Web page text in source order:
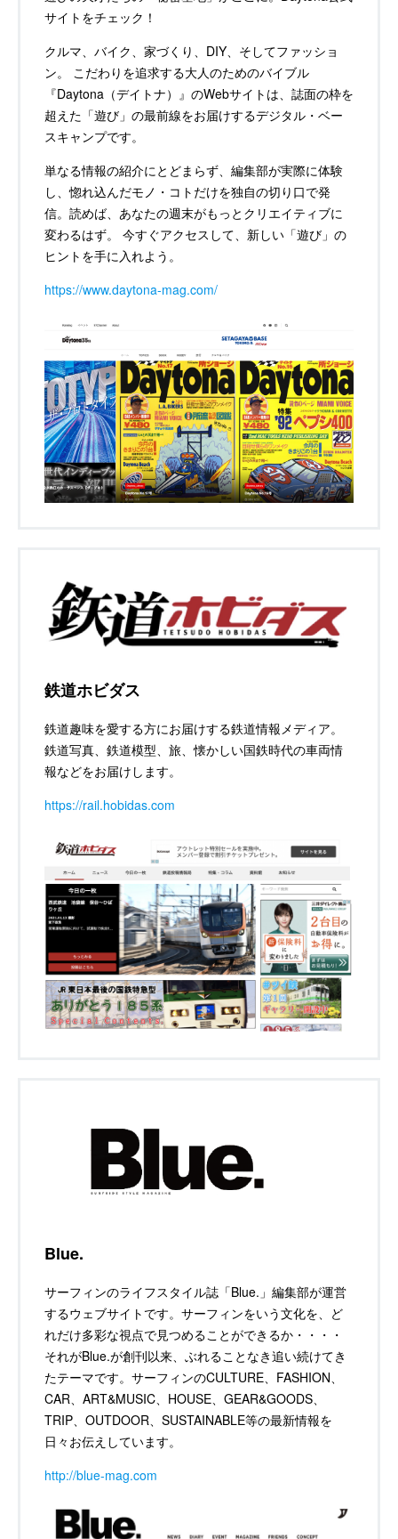
サイトをチェック！
クルマ、バイク、家づくり、DIY、そしてファッショ
ン。 こだわりを追求する大人のためのバイブル
『Daytona（デイトナ）』のWebサイトは、誌面の枠を
超えた「遊び」の最前線をお届けするデジタル・ベー
スキャンプです。
単なる情報の紹介にとどまらず、編集部が実際に体験
し、惚れ込んだモノ・コトだけを独自の切り口で発
信。読めば、あなたの週末がもっとクリエイティブに
変わるはず。 今すぐアクセスして、新しい「遊び」の
ヒントを手に入れよう。
https://www.daytona-mag.com/
鉄道ホビダス
鉄道趣味を愛する方にお届けする鉄道情報メディア。
鉄道写真、鉄道模型、旅、懐かしい国鉄時代の車両情
報などをお届けします。
https://rail.hobidas.com
Blue.
サーフィンのライフスタイル誌「Blue.」編集部が運営
するウェブサイトです。サーフィンをいう文化を、ど
れだけ多彩な視点で見つめることができるか・・・・
それがBlue.が創刊以来、ぶれることなき追い続けてき
たテーマです。サーフィンのCULTURE、FASHION、
CAR、ART&MUSIC、HOUSE、GEAR&GOODS、
TRIP、OUTDOOR、SUSTAINABLE等の最新情報を
日々お伝えしています。
http://blue-mag.com